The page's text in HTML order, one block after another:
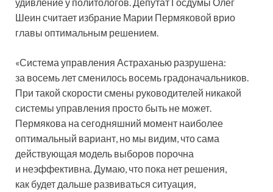
Шеин считает избрание Марии Пермяковой врио
главы оптимальным решением.
«Система управления Астраханью разрушена:
за восемь лет сменилось восемь градоначальников.
При такой скорости смены руководителей никакой
системы управления просто быть не может.
Пермякова на сегодняшний момент наиболее
оптимальный вариант, но мы видим, что сама
действующая модель выборов порочна
и неэффективна. Думаю, что пока нет решения,
как будет дальше развиваться ситуация,